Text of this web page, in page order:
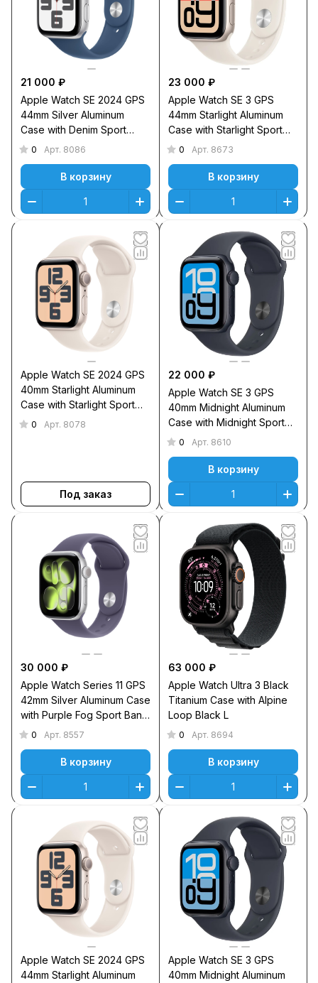
21 000 ₽
Apple Watch SE 2024 GPS
44mm Silver Aluminum
Case with Denim Sport
Band M/L
0 Арт. 8086
В корзину
23 000 ₽
Apple Watch SE 3 GPS
44mm Starlight Aluminum
Case with Starlight Sport
Band M/L
0 Арт. 8673
В корзину
Apple Watch SE 2024 GPS
40mm Starlight Aluminum
Case with Starlight Sport
Band S/M
0 Арт. 8078
Под заказ
22 000 ₽
Apple Watch SE 3 GPS
40mm Midnight Aluminum
Case with Midnight Sport
Band S/M
0 Арт. 8610
В корзину
30 000 ₽
Apple Watch Series 11 GPS
42mm Silver Aluminum Case
with Purple Fog Sport Band
S/M
0 Арт. 8557
В корзину
63 000 ₽
Apple Watch Ultra 3 Black
Titanium Case with Alpine
Loop Black L
0 Арт. 8694
В корзину
Apple Watch SE 2024 GPS
44mm Starlight Aluminum
Apple Watch SE 3 GPS
40mm Midnight Aluminum